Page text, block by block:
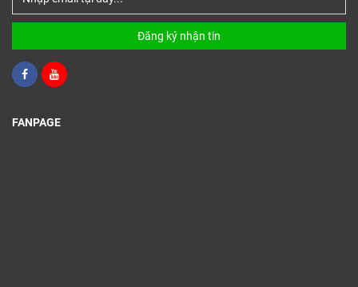
Đăng ký nhận tin
FANPAGE